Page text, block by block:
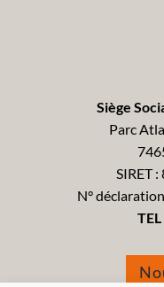
Siège
Parc
SIRET
N°
TEL